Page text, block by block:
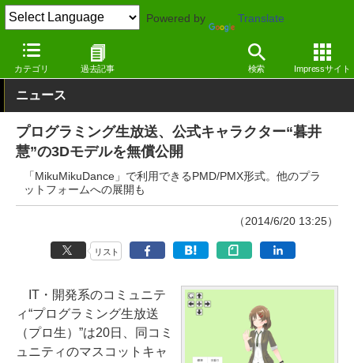
Powered by Translate
カテゴリ 過去記事 検索 Impressサイト
窓の杜 エンタメ エンタメ
ニュース
プログラミング生放送、公式キャラクター“暮井
慧”の3Dモデルを無償公開
「MikuMikuDance」で利用できるPMD/PMX形式。他のプラ
ットフォームへの展開も
（2014/6/20 13:25）
リスト
IT・開発系のコミュニテ
ィ“プログラミング生放送
（プロ生）”は20日、同コミ
ュニティのマスコットキャ